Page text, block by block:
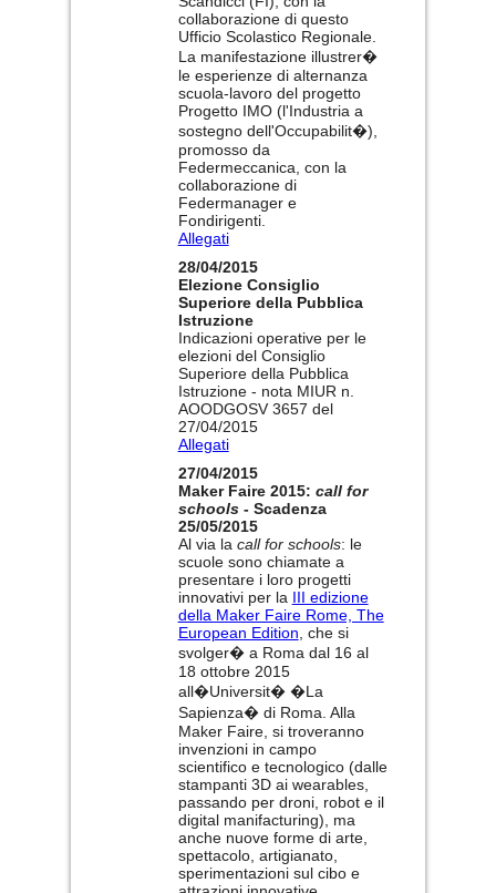
collaborazione di questo
Ufficio Scolastico Regionale.
La manifestazione illustrer�
le esperienze di alternanza
scuola-lavoro del progetto
Progetto IMO (l'Industria a
sostegno dell'Occupabilit�),
promosso da
Federmeccanica, con la
collaborazione di
Federmanager e
Fondirigenti.
Allegati
28/04/2015
Elezione Consiglio
Superiore della Pubblica
Istruzione
Indicazioni operative per le
elezioni del Consiglio
Superiore della Pubblica
Istruzione - nota MIUR n.
AOODGOSV 3657 del
27/04/2015
Allegati
27/04/2015
Maker Faire 2015: call for
schools- Scadenza
25/05/2015
Al via la call for schools: le
scuole sono chiamate a
presentare i loro progetti
innovativi per la III edizione
della Maker Faire Rome, The
European Edition, che si
svolger� a Roma dal 16 al
18 ottobre 2015
all�Universit� �La
Sapienza� di Roma. Alla
Maker Faire, si troveranno
invenzioni in campo
scientifico e tecnologico (dalle
stampanti 3D ai wearables,
passando per droni, robot e il
digital manifacturing), ma
anche nuove forme di arte,
spettacolo, artigianato,
sperimentazioni sul cibo e